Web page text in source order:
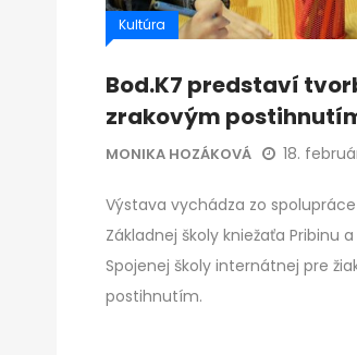
Kultúra
Bod.K7 predstaví
zrakovým
MONIKA HOZÁKOVÁ 18.
Výstava vychádza zo
Základnej školy kniežaťa Pribinu
Spojenej školy internátnej pre
postihnutím.